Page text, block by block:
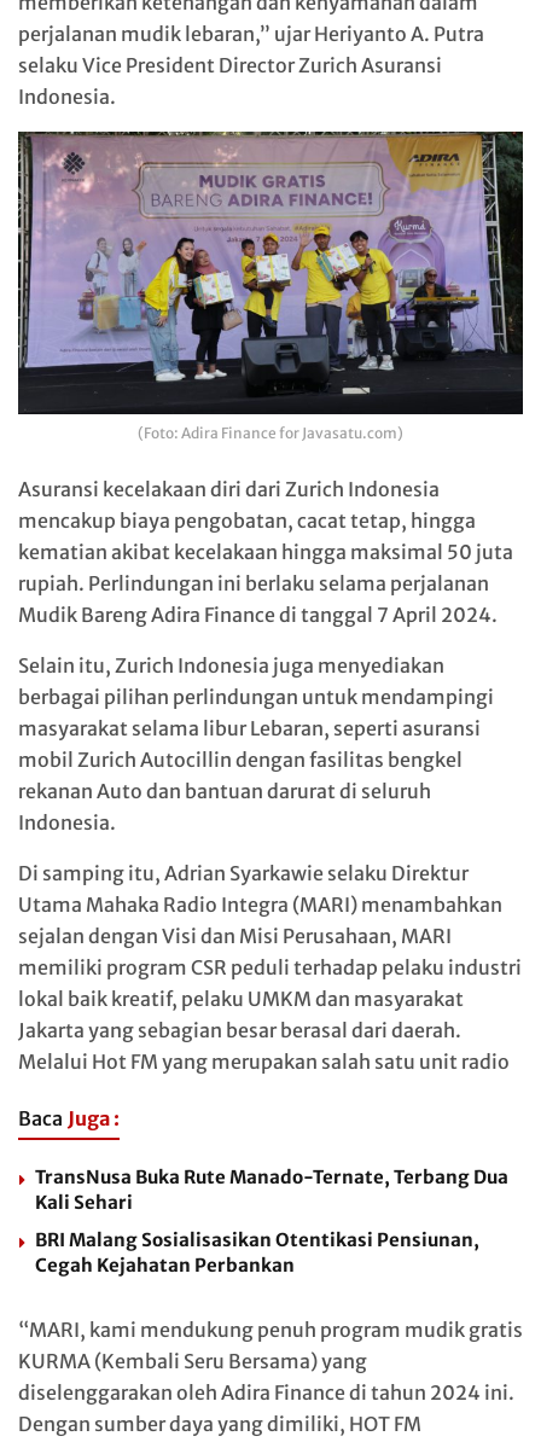
perjalanan mudik lebaran,” ujar Heriyanto A. Putra
selaku Vice President Director Zurich Asuransi
Indonesia.
(Foto: Adira Finance for Javasatu.com)
Asuransi kecelakaan diri dari Zurich Indonesia
mencakup biaya pengobatan, cacat tetap, hingga
kematian akibat kecelakaan hingga maksimal 50 juta
rupiah. Perlindungan ini berlaku selama perjalanan
Mudik Bareng Adira Finance di tanggal 7 April 2024.
Selain itu, Zurich Indonesia juga menyediakan
berbagai pilihan perlindungan untuk mendampingi
masyarakat selama libur Lebaran, seperti asuransi
mobil Zurich Autocillin dengan fasilitas bengkel
rekanan Auto dan bantuan darurat di seluruh
Indonesia.
Di samping itu, Adrian Syarkawie selaku Direktur
Utama Mahaka Radio Integra (MARI) menambahkan
sejalan dengan Visi dan Misi Perusahaan, MARI
memiliki program CSR peduli terhadap pelaku industri
lokal baik kreatif, pelaku UMKM dan masyarakat
Jakarta yang sebagian besar berasal dari daerah.
Melalui Hot FM yang merupakan salah satu unit radio
Baca Juga :
TransNusa Buka Rute Manado-Ternate, Terbang Dua
Kali Sehari
BRI Malang Sosialisasikan Otentikasi Pensiunan,
Cegah Kejahatan Perbankan
“MARI, kami mendukung penuh program mudik gratis
KURMA (Kembali Seru Bersama) yang
diselenggarakan oleh Adira Finance di tahun 2024 ini.
Dengan sumber daya yang dimiliki, HOT FM